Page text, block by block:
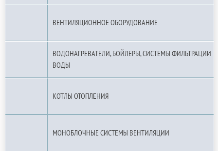
ВЕНТИЛЯЦИОННОЕ ОБОРУДОВАНИЕ
ВОДОНАГРЕВАТЕЛИ, БОЙЛЕРЫ, СИСТЕМЫ ФИЛЬТРАЦИИ
ВОДЫ
КОТЛЫ ОТОПЛЕНИЯ
МОНОБЛОЧНЫЕ СИСТЕМЫ ВЕНТИЛЯЦИИ